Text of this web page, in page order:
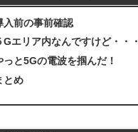
入前の事前確認
Gエリア内なんですけど・・・
っと5Gの電波を掴んだ！
とめ